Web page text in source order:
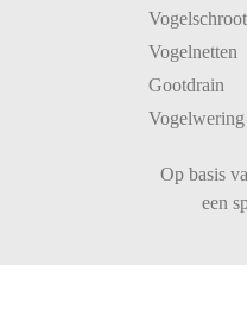
Vogelschroot
Vogelnetten
Gootdrain
Vogelwering
Op basis
een